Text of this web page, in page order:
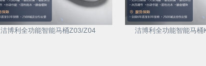
洁博利全功能智能马桶Z03/Z04 洁博利全功能智能马桶